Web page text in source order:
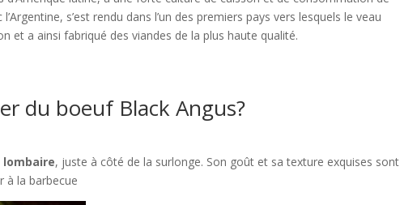
s’est rendu dans l’un des premiers pays vers lesquels le veau
et a ainsi fabriqué des viandes de la plus haute qualité.
du boeuf Black Angus?
lombaire, juste à côté de la surlonge. Son goût et sa texture exquises sont
à la barbecue